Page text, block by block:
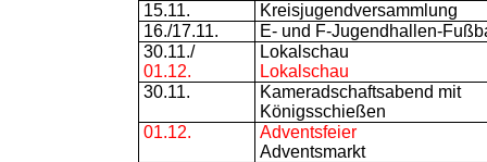
15.11.
Kreisjugendversammlung
16./17.11.
E- und F-Jugendhallen-
30.11./
01.12.
Lokalschau
Lokalschau
30.11.
Kameradschaftsabend mit
Königsschießen
01.12.
Adventsfeier
Adventsmarkt